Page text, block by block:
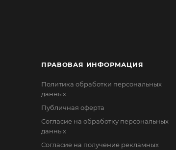
ПРАВОВАЯ ИНФОРМАЦИЯ
Политика обработки персональных
данных
Публичная оферта
Согласие на обработку персональных
данных
Согласие на получение рекламных